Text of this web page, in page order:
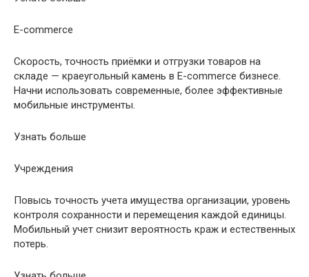
E-commerce
Скорость, точность приёмки и отгрузки товаров на
складе — краеугольный камень в E-commerce бизнесе.
Начни использовать современные, более эффективные
мобильные инструменты.
Узнать больше
Учреждения
Повысь точность учета имущества организации, уровень
контроля сохранности и перемещения каждой единицы.
Мобильный учет снизит вероятность краж и естественных
потерь.